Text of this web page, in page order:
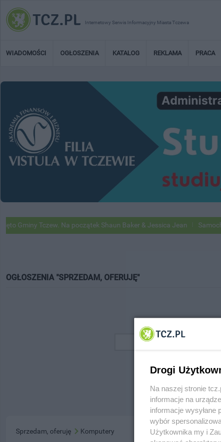
Internetowy Serwis Informacyjny Miasta Tczewa
WIADOMOŚCI OGŁOSZENIA KATALOG REKLAMA PRACA
Gminy Tczew. Na początek Shaun Baker & Jessica Jean
OGŁOSZENIA "SPRZEDAM, OFERUJĘ"
Sprzedam, oferuję Komputery
Drogi
Na naszej stronie
informacje na
informacje wysyłane
wybór
Użytkownika my i